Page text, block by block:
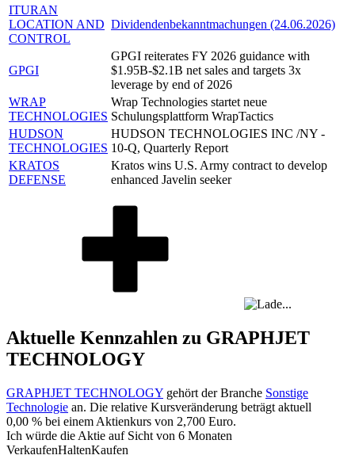
ITURAN
LOCATION AND
CONTROL
Dividendenbekanntmachungen (24.06.2026)
GPGI
GPGI reiterates FY 2026 guidance with
$1.95B-$2.1B net sales and targets 3x
leverage by end of 2026
WRAP
TECHNOLOGIES
Wrap Technologies startet neue
Schulungsplattform WrapTactics
HUDSON
TECHNOLOGIES
HUDSON TECHNOLOGIES INC /NY -
10-Q, Quarterly Report
KRATOS
DEFENSE
Kratos wins U.S. Army contract to develop
enhanced Javelin seeker
Aktuelle Kennzahlen zu GRAPHJET
TECHNOLOGY
GRAPHJET TECHNOLOGY gehört der Branche Sonstige
Technologie an. Die relative Kursveränderung beträgt aktuell
0,00 % bei einem Aktienkurs von 2,700 Euro.
Ich würde die Aktie auf Sicht von 6 Monaten
VerkaufenHaltenKaufen